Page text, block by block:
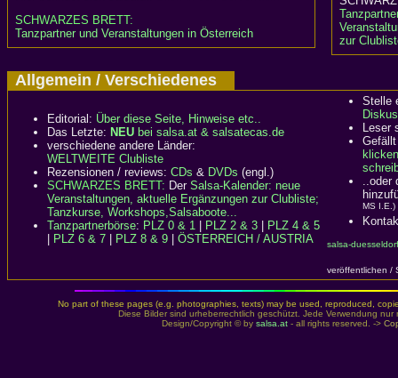
SCHWARZES BRETT:
Tanzpartner und Veranstaltungen in Österreich
zur
Allgemein / Verschiedenes
Editorial: Über diese Seite, Hinweise etc..
Das Letzte: NEU bei salsa.at & salsatecas.de
verschiedene andere Länder:
WELTWEITE Clubliste
Rezensionen / reviews: CDs & DVDs (engl.)
SCHWARZES BRETT: Der Salsa-Kalender: neue
Veranstaltungen, aktuelle Ergänzungen zur Clubliste;
Tanzkurse, Workshops,Salsaboote...
Tanzpartnerbörse: PLZ 0 & 1 PLZ 2 & 3
PLZ 4 & 5
PLZ 6 & 7 PLZ 8 & 9 ÖSTERREICH / AUSTRIA
Stelle
Leser
klicken
..oder
MS I.E.)
salsa-
veröffentlichen /
No part of these pages (e.g. photographies, texts) may be used, reproduced,
Diese Bilder sind urheberrechtlich geschützt. Jede Verwendung
Design/Copyright © by salsa.at - all rights reserved. ->